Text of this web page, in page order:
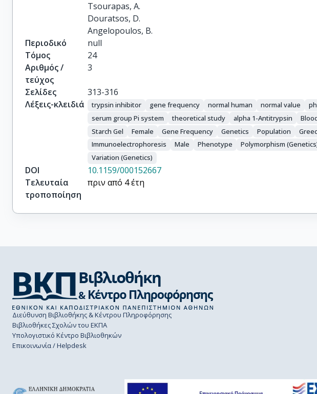
Tsourapas, A.
Douratsos, D.
Angelopoulos, B.
Περιοδικό
null
Τόμος
24
Αριθμός /
τεύχος
3
Σελίδες
313-316
Λέξεις-κλειδιά
trypsin inhibitor gene frequency normal human normal value
serum group Pi system
theoretical study alpha 1-Antitrypsin
Starch Gel
Female Gene Frequency Genetics Population
Immunoelectrophoresis
Male Phenotype Polymorphism
Variation (Genetics)
DOI
10.1159/000152667
Τελευταία
τροποποίηση
πριν από 4 έτη
Διεύθυνση Βιβλιοθήκης & Κέντρου Πληροφόρησης
Βιβλιοθήκες Σχολών του ΕΚΠΑ
Υπολογιστικό Κέντρο Βιβλιοθηκών
Επικοινωνία / Helpdesk